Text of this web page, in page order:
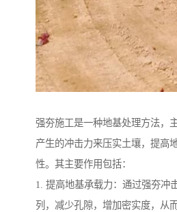
强夯施工是一种地基处理方法，
产生的冲击力来压实土壤，提高
性。其主要作用包括：
1. 提高地基承载力：通过强夯冲
列，减少孔隙，增加密实度，从